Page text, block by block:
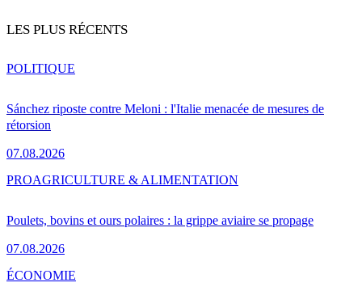
LES PLUS RÉCENTS
Sánchez riposte contre Meloni : l'Italie menacée de mesures de
rétorsion
07.08.2026
POLITIQUE
Poulets, bovins et ours polaires : la grippe aviaire se propage
07.08.2026
PROAGRICULTURE & ALIMENTATION
ÉCONOMIE